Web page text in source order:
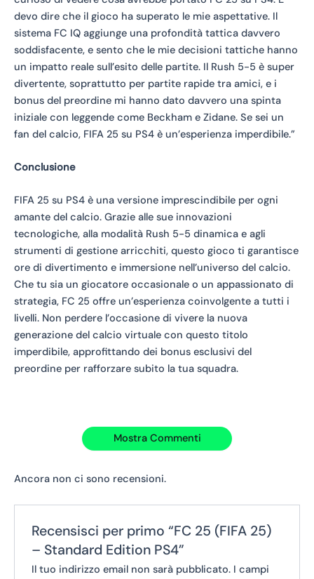
devo dire che il gioco ha superato le mie aspettative. Il
sistema FC IQ aggiunge una profondità tattica davvero
soddisfacente, e sento che le mie decisioni tattiche hanno
un impatto reale sull’esito delle partite. Il Rush 5-5 è super
divertente, soprattutto per partite rapide tra amici, e i
bonus del preordine mi hanno dato davvero una spinta
iniziale con leggende come Beckham e Zidane. Se sei un
fan del calcio, FIFA 25 su PS4 è un’esperienza imperdibile.”
Conclusione
FIFA 25 su PS4 è una versione imprescindibile per ogni
amante del calcio. Grazie alle sue innovazioni
tecnologiche, alla modalità Rush 5-5 dinamica e agli
strumenti di gestione arricchiti, questo gioco ti garantisce
ore di divertimento e immersione nell’universo del calcio.
Che tu sia un giocatore occasionale o un appassionato di
strategia, FC 25 offre un’esperienza coinvolgente a tutti i
livelli. Non perdere l’occasione di vivere la nuova
generazione del calcio virtuale con questo titolo
imperdibile, approfittando dei bonus esclusivi del
preordine per rafforzare subito la tua squadra.
Mostra Commenti
Ancora non ci sono recensioni.
Recensisci per primo “FC 25 (FIFA 25)
– Standard Edition PS4”
Il tuo indirizzo email non sarà pubblicato. I campi